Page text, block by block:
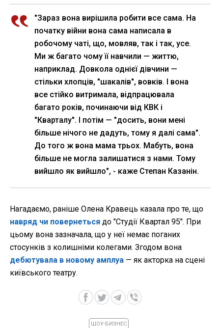
"Зараз вона вирішила робити все сама. На
початку війни вона сама написала в
робочому чаті, що, мовляв, так і так, усе.
Ми ж багато чому її навчили — життю,
наприклад. Довкола однієї дівчини —
стільки хлопців, "шакалів", вовків. І вона
все стійко витримала, відпрацювала
багато років, починаючи від КВК і
"Кварталу". І потім — "досить, вони мені
більше нічого не дадуть, тому я далі сама".
До того ж вона мама трьох. Мабуть, вона
більше не могла залишатися з нами. Тому
вийшло як вийшло", - каже Степан Казанін.
Нагадаємо, раніше Олена Кравець казала про те, що
навряд чи повернеться до "Студії Квартал 95". При
цьому вона зазначала, що у неї немає поганих
стосунків з колишніми колегами. Згодом вона
дебютувала в новому амплуа — як акторка на сцені
київського театру.
ШОУ-БИЗНЕС